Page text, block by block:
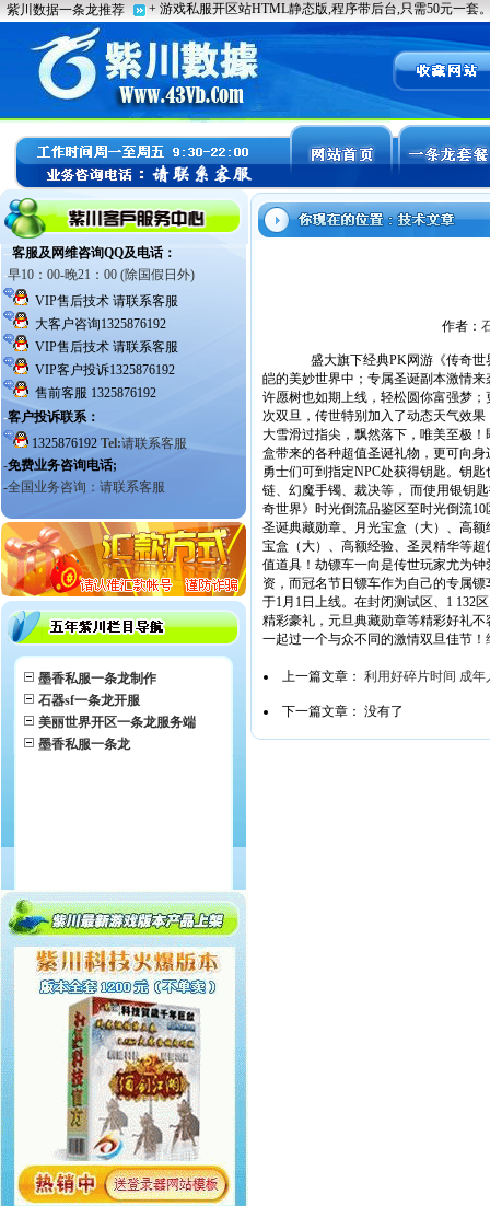
墨香私服一条龙制作
石器sf一条龙开服
美丽世界开区一条龙服务端
墨香私服一条龙
作者：
盛大旗下经典PK网游《传奇世
皑的美妙世界中；专属圣诞副本激情
许愿树也如期上线，轻松圆你富强梦
次双旦，传世特别加入了动态天气效果
大雪滑过指尖，飘然落下，唯美至极
盒带来的各种超值圣诞礼物，更可向
勇士们可到指定NPC处获得钥匙。钥
链、幻魔手镯、裁决等， 而使用银钥
奇世界》时光倒流品鉴区至时光倒流
圣诞典藏勋章、月光宝盒（大）、高
宝盒（大）、高额经验、圣灵精华等
值道具！劫镖车一向是传世玩家尤为
资，而冠名节日镖车作为自己的专属
于1月1日上线。在封闭测试区、1 132
精彩豪礼，元旦典藏勋章等精彩好礼
一起过一个与众不同的激情双旦佳节！
上一篇文章： 利用好碎片时间 成
下一篇文章： 没有了